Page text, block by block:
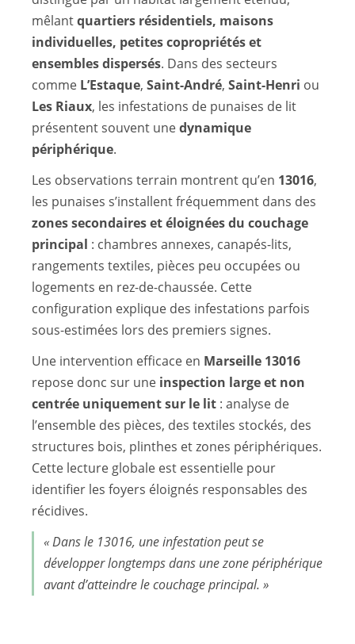
mêlantquartiers résidentiels, maisons
individuelles, petites copropriétés et
ensembles dispersés. Dans des secteurs
comme L’Estaque, Saint-André, Saint-Henri ou
Les Riaux, les infestations de punaises de lit
présentent souvent unedynamique
périphérique.
Les observations terrain montrent qu’en 13016,
les punaises s’installent fréquemment dans des
zones secondaires et éloignées du couchage
principal : chambres annexes, canapés-lits,
rangements textiles, pièces peu occupées ou
logements en rez-de-chaussée. Cette
configuration explique des infestations parfois
sous-estimées lors des premiers signes.
Une intervention efficace en Marseille 13016
repose donc sur une inspection large et non
centrée uniquement sur le lit : analyse de
l’ensemble des pièces, des textiles stockés, des
structures bois, plinthes et zones périphériques.
Cette lecture globale est essentielle pour
identifier les foyers éloignés responsables des
récidives.
« Dans le 13016, une infestation peut se
développer longtemps dans une zone périphérique
avant d’atteindre le couchage principal. »